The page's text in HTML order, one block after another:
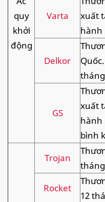
quy
khởi
động
Varta
xuất
hành
Delkor
GS
xuất
hành
bình
Trojan
tháng
Rocket
12